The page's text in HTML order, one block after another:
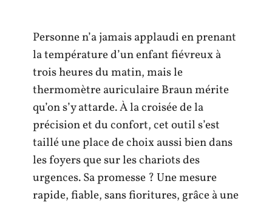
Personne n’a jamais applaudi en prenant
la température d’un enfant fiévreux à
trois heures du matin, mais le
thermomètre auriculaire Braun mérite
qu’on s’y attarde. À la croisée de la
précision et du confort, cet outil s’est
taillé une place de choix aussi bien dans
les foyers que sur les chariots des
urgences. Sa promesse ? Une mesure
rapide, fiable, sans fioritures, grâce à une